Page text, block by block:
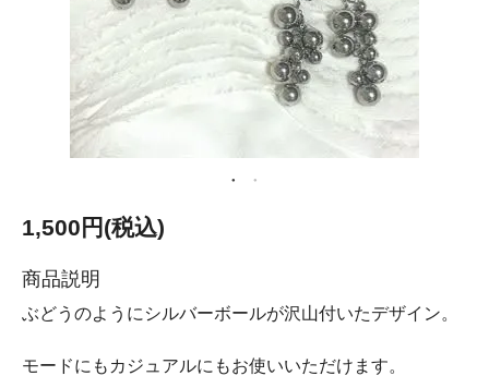
1,500円(税込)
商品説明
ぶどうのようにシルバーボールが沢山付いたデザイン。
モードにもカジュアルにもお使いいただけます。